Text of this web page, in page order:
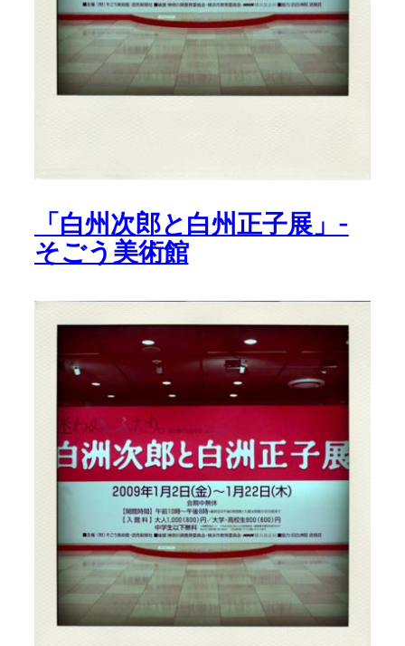
「白州次郎と白州正子展」-
そごう美術館